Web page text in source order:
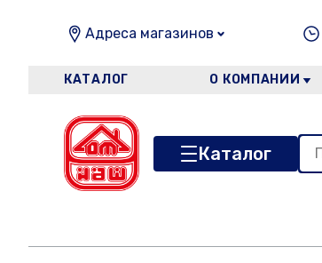
Адреса магазинов
КАТАЛОГ О КОМПАНИИ
Каталог